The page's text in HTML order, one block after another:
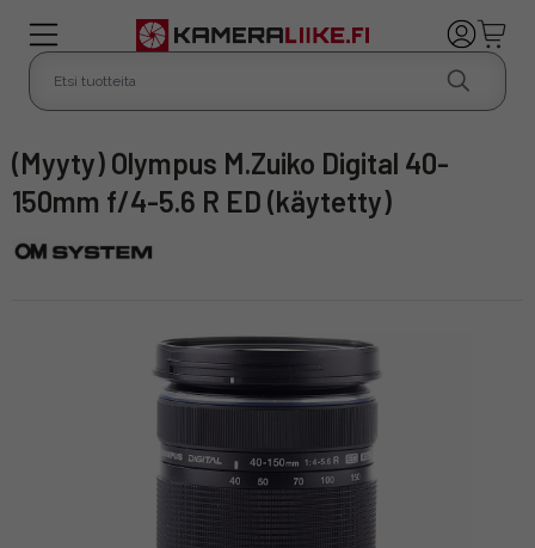
(Myyty) Olympus M.Zuiko Digital 40-
150mm f/4-5.6 R ED (käytetty)